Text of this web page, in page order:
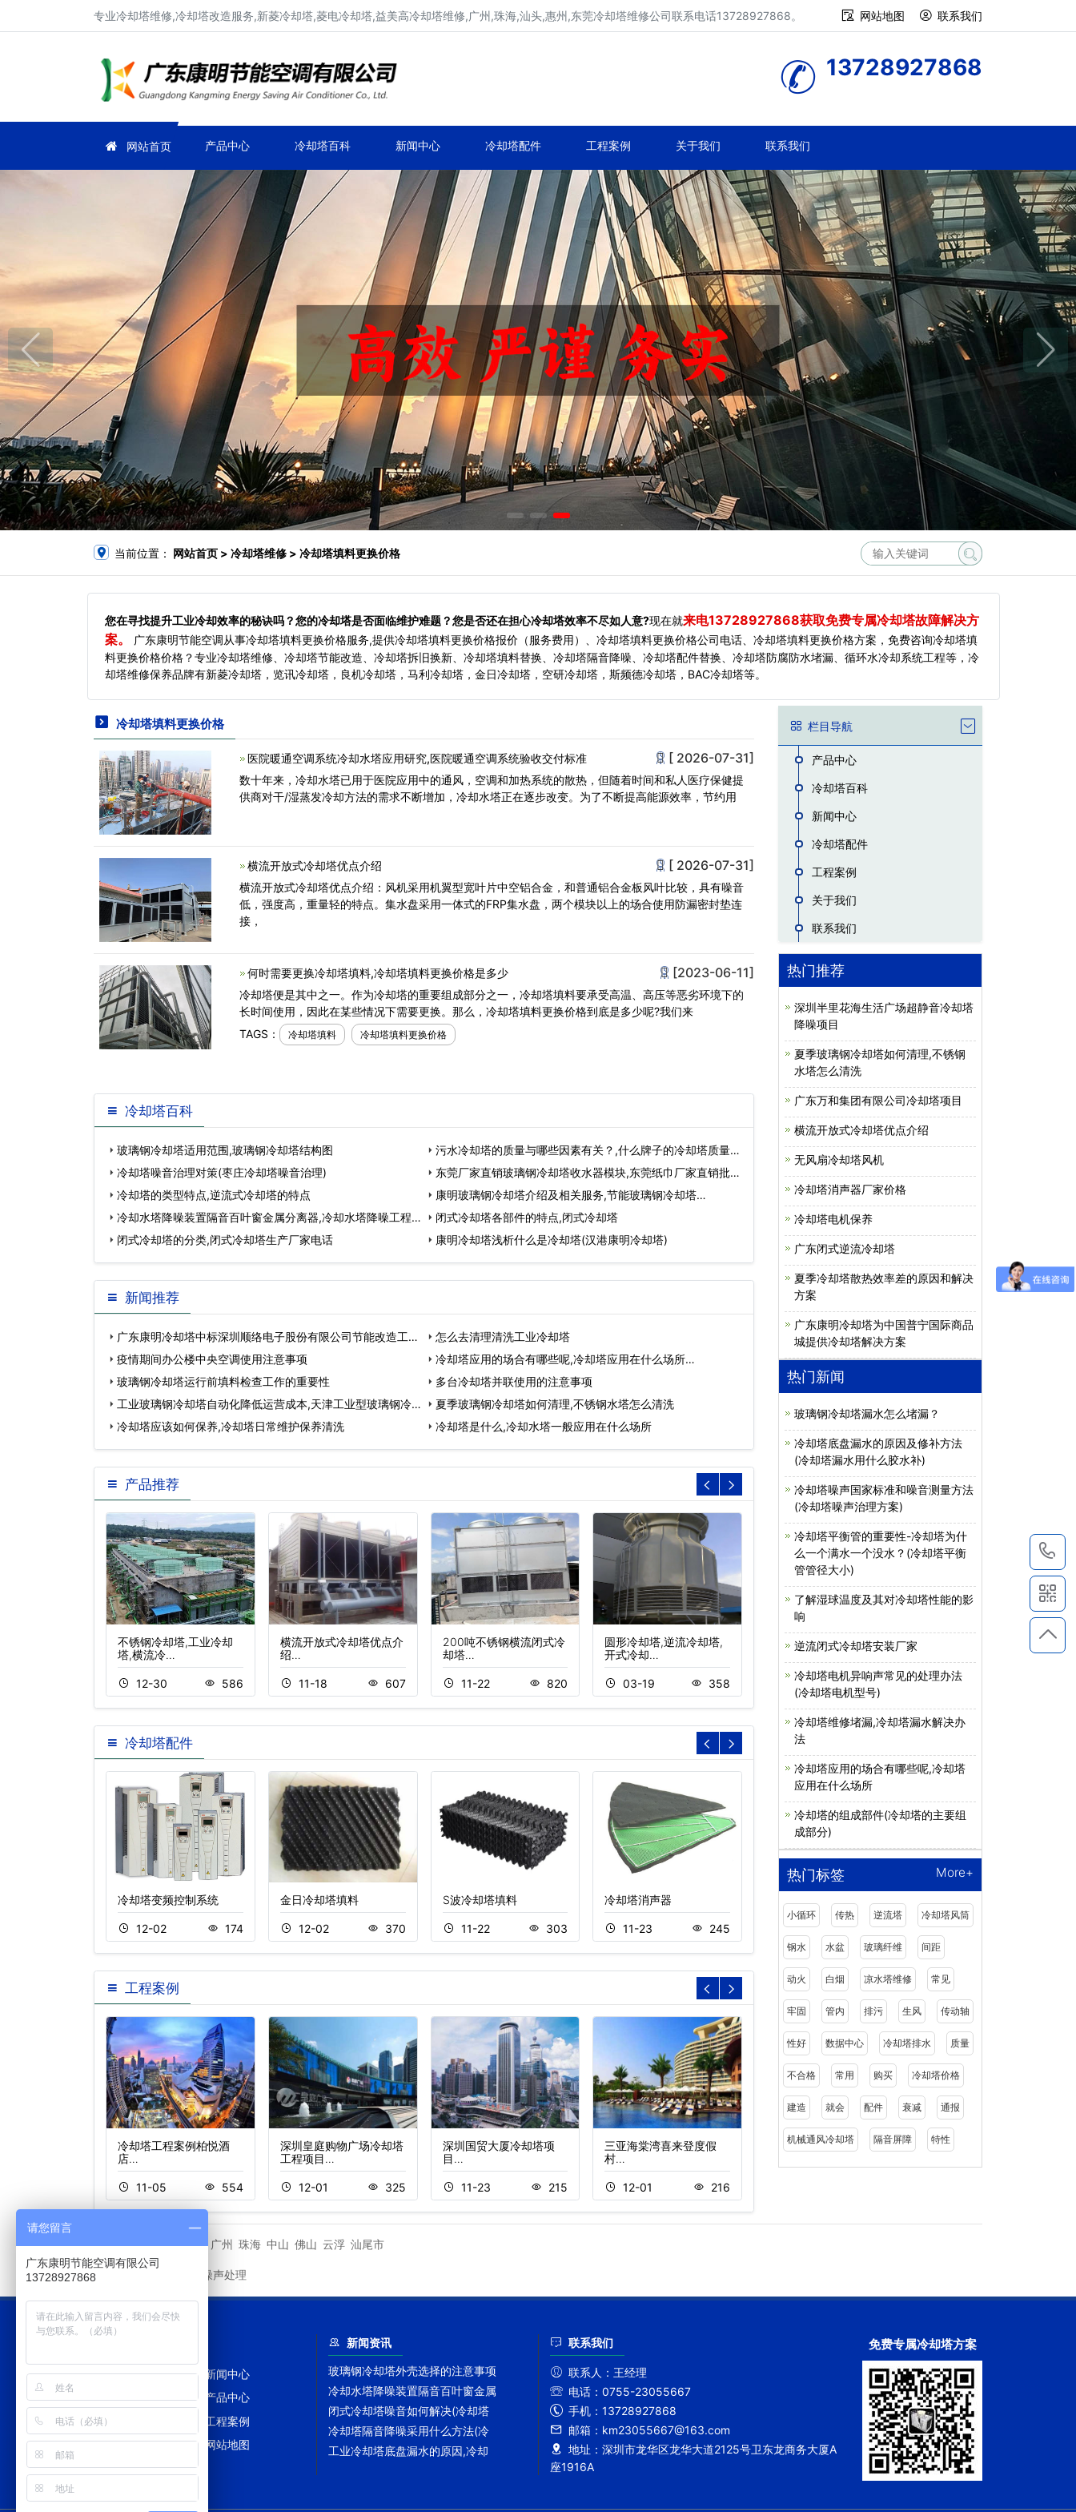
专业冷却塔维修,冷却塔改造服务,新菱冷却塔,菱电冷却塔,益美高冷却塔维修,广州,珠海,汕头,惠州,东莞冷却塔维修公司联系电话13728927868。 网站地图 联系我们
13728927868
网站首页 产品中心 冷却塔百科 新闻中心 冷却塔配件 工程案例 关于我们 联系我们
当前位置： 网站首页 > 冷却塔维修 > 冷却塔填料更换价格
您在寻找提升工业冷却效率的秘诀吗？您的冷却塔是否面临维护难题？您是否还在担心冷却塔效率不尽如人意?现在就来电13728927868获取免费专属冷却塔故障解决方
案。
广东康明节能空调从事冷却塔填料更换价格服务,提供冷却塔填料更换价格报价（服务费用）、冷却塔填料更换价格公司电话、冷却塔填料更换价格方案，免费咨询冷却塔填
料更换价格价格？专业冷却塔维修、冷却塔节能改造、冷却塔拆旧换新、冷却塔填料替换、冷却塔隔音降噪、冷却塔配件替换、冷却塔防腐防水堵漏、循环水冷却系统工程等，冷
却塔维修保养品牌有新菱冷却塔，览讯冷却塔，良机冷却塔，马利冷却塔，金日冷却塔，空研冷却塔，斯频德冷却塔，BAC冷却塔等。
冷却塔填料更换价格
医院暖通空调系统冷却水塔应用研究,医院暖通空调系统验收交付标准 [ 2026-07-31]
数十年来，冷却水塔已用于医院应用中的通风，空调和加热系统的散热，但随着时间和私人医疗保健提
供商对干/湿蒸发冷却方法的需求不断增加，冷却水塔正在逐步改变。为了不断提高能源效率，节约用
横流开放式冷却塔优点介绍 [ 2026-07-31]
横流开放式冷却塔优点介绍：风机采用机翼型宽叶片中空铝合金，和普通铝合金板风叶比较，具有噪音
低，强度高，重量轻的特点。集水盘采用一体式的FRP集水盘，两个模块以上的场合使用防漏密封垫连
接，
何时需要更换冷却塔填料,冷却塔填料更换价格是多少 [2023-06-11]
冷却塔便是其中之一。作为冷却塔的重要组成部分之一，冷却塔填料要承受高温、高压等恶劣环境下的
长时间使用，因此在某些情况下需要更换。那么，冷却塔填料更换价格到底是多少呢?我们来
TAGS：
冷却塔填料 冷却塔填料更换价格
冷却塔百科
玻璃钢冷却塔适用范围,玻璃钢冷却塔结构图
污水冷却塔的质量与哪些因素有关？,什么牌子的冷却塔质量
好…
冷却塔噪音治理对策(枣庄冷却塔噪音治理)
东莞厂家直销玻璃钢冷却塔收水器模块,东莞纸巾厂家直销批
发…
冷却塔的类型特点,逆流式冷却塔的特点
康明玻璃钢冷却塔介绍及相关服务,节能玻璃钢冷却塔…
冷却水塔降噪装置隔音百叶窗金属分离器,冷却水塔降噪工程…
闭式冷却塔各部件的特点,闭式冷却塔
闭式冷却塔的分类,闭式冷却塔生产厂家电话
康明冷却塔浅析什么是冷却塔(汉港康明冷却塔)
新闻推荐
广东康明冷却塔中标深圳顺络电子股份有限公司节能改造工
程…
怎么去清理清洗工业冷却塔
疫情期间办公楼中央空调使用注意事项
冷却塔应用的场合有哪些呢,冷却塔应用在什么场所…
玻璃钢冷却塔运行前填料检查工作的重要性
多台冷却塔并联使用的注意事项
工业玻璃钢冷却塔自动化降低运营成本,天津工业型玻璃钢冷却
塔供应…
夏季玻璃钢冷却塔如何清理,不锈钢水塔怎么清洗
冷却塔应该如何保养,冷却塔日常维护保养清洗
冷却塔是什么,冷却水塔一般应用在什么场所
产品推荐
不锈钢冷却塔,工业冷却
塔,横流冷…
12-30 586
横流开放式冷却塔优点介
绍…
11-18 607
200吨不锈钢横流闭式冷
却塔…
11-22 820
圆形冷却塔,逆流冷却塔,
开式冷却…
03-19 358
不锈钢冷却塔
11-22 393 11-16
冷却塔配件
冷却塔变频控制系统
12-02 174
金日冷却塔填料
12-02 370
S波冷却塔填料
11-22 303
冷却塔消声器
11-23 245 11-23 322 11-23
工程案例
冷却塔工程案例柏悦酒
店…
11-05 554
深圳皇庭购物广场冷却塔
工程项目…
12-01 325
深圳国贸大厦冷却塔项
目…
11-23 215
三亚海棠湾喜来登度假
村…
12-01 216
南京索菲特钟山高尔夫酒
冷却塔工程案例富士康精
栏目导航
产品中心
冷却塔百科
新闻中心
冷却塔配件
工程案例
关于我们
联系我们
热门推荐
深圳半里花海生活广场超静音冷却塔
降噪项目
夏季玻璃钢冷却塔如何清理,不锈钢
水塔怎么清洗
广东万和集团有限公司冷却塔项目
横流开放式冷却塔优点介绍
无风扇冷却塔风机
冷却塔消声器厂家价格
冷却塔电机保养
广东闭式逆流冷却塔
夏季冷却塔散热效率差的原因和解决
方案
广东康明冷却塔为中国普宁国际商品
城提供冷却塔解决方案
热门新闻
玻璃钢冷却塔漏水怎么堵漏？
冷却塔底盘漏水的原因及修补方法
(冷却塔漏水用什么胶水补)
冷却塔噪声国家标准和噪音测量方法
(冷却塔噪声治理方案)
冷却塔平衡管的重要性-冷却塔为什
么一个满水一个没水？(冷却塔平衡
管管径大小)
了解湿球温度及其对冷却塔性能的影
响
逆流闭式冷却塔安装厂家
冷却塔电机异响声常见的处理办法
(冷却塔电机型号)
冷却塔维修堵漏,冷却塔漏水解决办
法
冷却塔应用的场合有哪些呢,冷却塔
应用在什么场所
冷却塔的组成部件(冷却塔的主要组
成部分)
热门标签 More+
小循环 传热 逆流塔 冷却塔风筒
钢水 水盆 玻璃纤维 间距
动火 白烟 凉水塔维修 常见
牢固 管内 排污 生风 传动轴
性好 数据中心 冷却塔排水 质量
不合格 常用 购买 冷却塔价格
建造 就会 配件 衰减 通报
机械通风冷却塔 隔音屏障 特性
相关城市 潮州市 广州 珠海 中山 佛山 云浮 汕尾市
冷却塔噪声处理
网站首页
新闻中心
冷却塔百科
产品中心
冷却塔配件
工程案例
冷却塔TAGS
网站地图
新闻资讯
玻璃钢冷却塔外壳选择的注意事项
冷却水塔降噪装置隔音百叶窗金属
闭式冷却塔噪音如何解决(冷却塔
冷却塔隔音降噪采用什么方法(冷
工业冷却塔底盘漏水的原因,冷却
联系我们
联系人： 王经理
电话： 0755-23055667
手机： 13728927868
邮箱： km23055667@163.com
地址： 深圳市龙华区龙华大道2125号卫东龙商务大厦A
座1916A
免费专属冷却塔方案
请您留言
广东康明节能空调有限公司
13728927868